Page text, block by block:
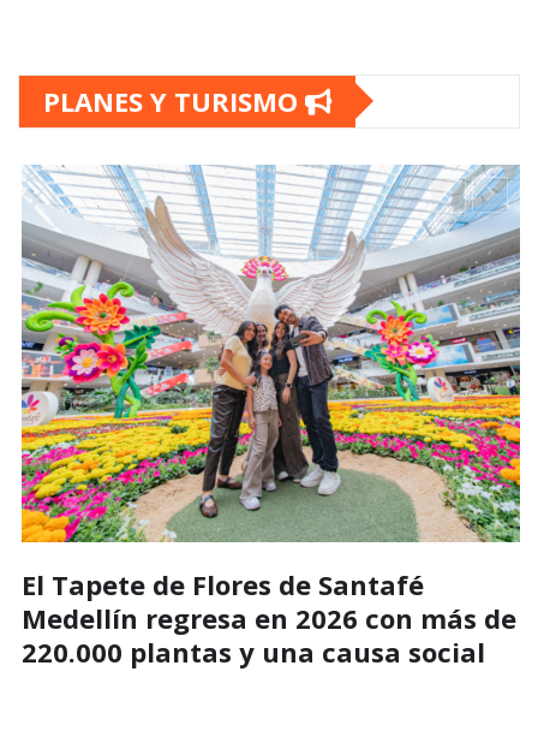
PLANES Y TURISMO
El Tapete de Flores de Santafé
Medellín regresa en 2026 con más de
220.000 plantas y una causa social